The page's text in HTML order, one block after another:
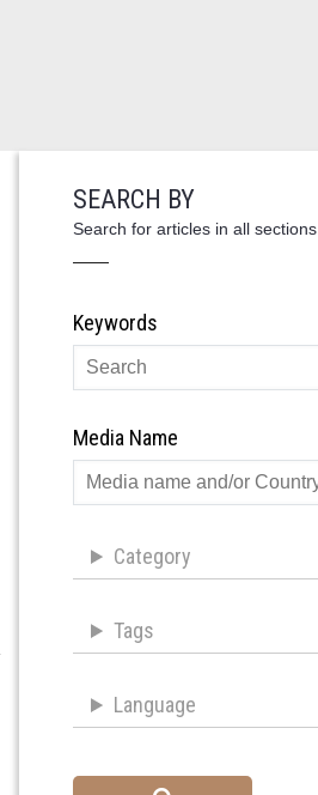
SEARCH BY
Search for articles in all sections
Keywords
Media Name
Category
Tags
Language